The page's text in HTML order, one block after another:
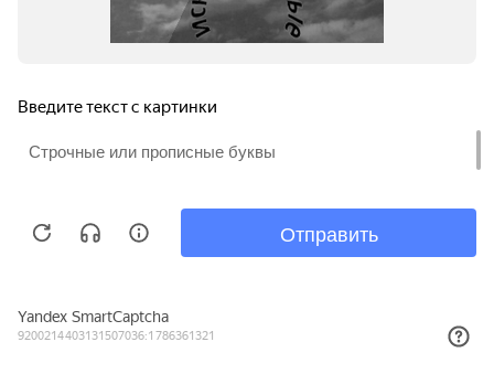
Преимущества продукции ESPIRO:
универсальность;
невысокая цена;
обработку файлов cookie в соответствии с Политикой
конфиденциальности
ИП Мусаелян Роберт Гагикович.